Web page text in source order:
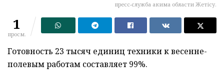
пресс-служба акима области Жетісу.
1
просм.
Готовность 23 тысяч единиц техники к весенне-
полевым работам составляет 99%.